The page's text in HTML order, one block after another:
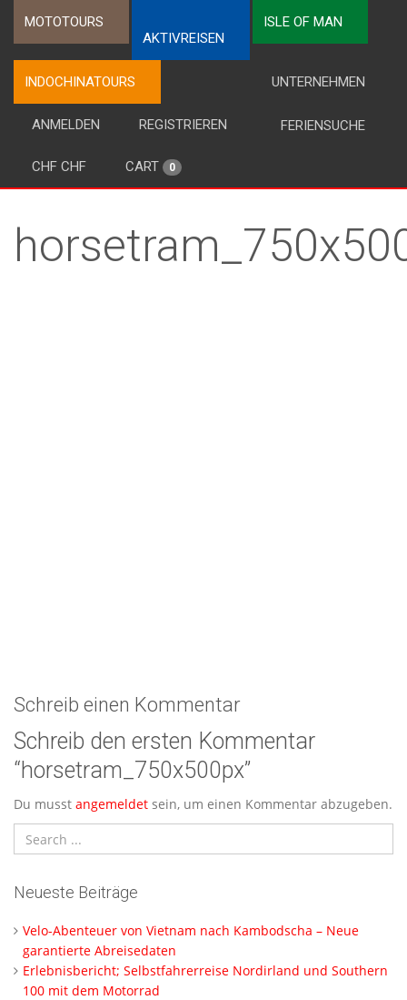
MOTOTOURS
AKTIVREISEN
ISLE OF MAN
INDOCHINATOURS UNTERNEHMEN
FERIENSUCHE
ANMELDEN REGISTRIEREN
CHF CHF CART 0
Schreib einen Kommentar
Schreib den ersten Kommentar
“horsetram_750x500px”
Du musst angemeldet sein, um einen Kommentar abzugeben.
Neueste Beiträge
Velo-Abenteuer von Vietnam nach Kambodscha – Neue
garantierte Abreisedaten
Erlebnisbericht; Selbstfahrerreise Nordirland und Southern
100 mit dem Motorrad